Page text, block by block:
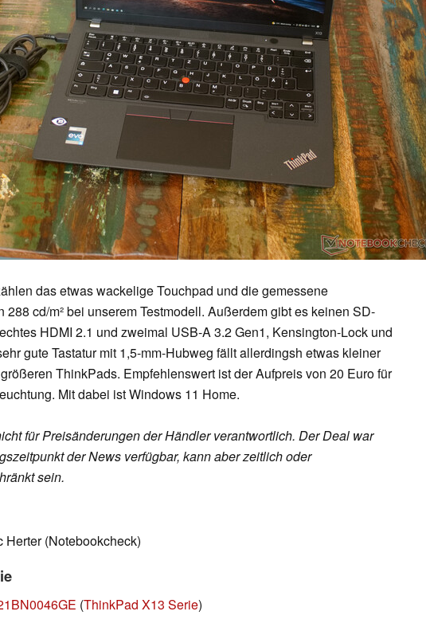
das etwas wackelige Touchpad und die gemessene
cd/m² bei unserem Testmodell. Außerdem gibt es keinen SD-
HDMI 2.1 und zweimal USB-A 3.2 Gen1, Kensington-Lock und
gute Tastatur mit 1,5-mm-Hubweg fällt allerdingsh etwas kleiner
ThinkPads. Empfehlenswert ist der Aufpreis von 20 Euro für
Mit dabei ist Windows 11 Home.
für Preisänderungen der Händler verantwortlich. Der Deal war
der News verfügbar, kann aber zeitlich oder
sein.
Herter (Notebookcheck)
(ThinkPad X13 Serie)